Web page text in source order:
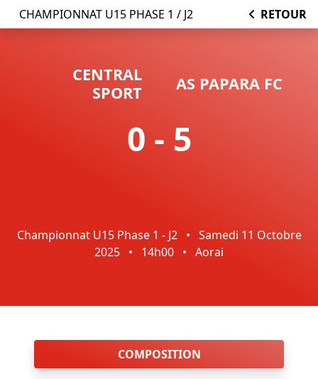
CHAMPIONNAT U15 PHASE 1 / J2 RETOUR
CENTRAL
SPORT
AS PAPARA FC
0 - 5
Championnat U15 Phase 1 - J2 • Samedi 11 Octobre
2025 • 14h00 • Aorai
COMPOSITION